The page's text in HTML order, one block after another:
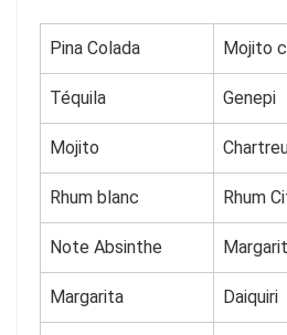
Pina Colada Mojito
Téquila Genepi
Mojito
Rhum blanc Rhum
Note Absinthe
Margarita Daiquiri